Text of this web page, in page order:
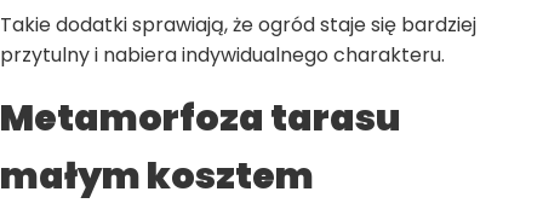
Takie dodatki sprawiają, że ogród staje się bardziej
przytulny i nabiera indywidualnego charakteru.
Metamorfoza tarasu
małym kosztem